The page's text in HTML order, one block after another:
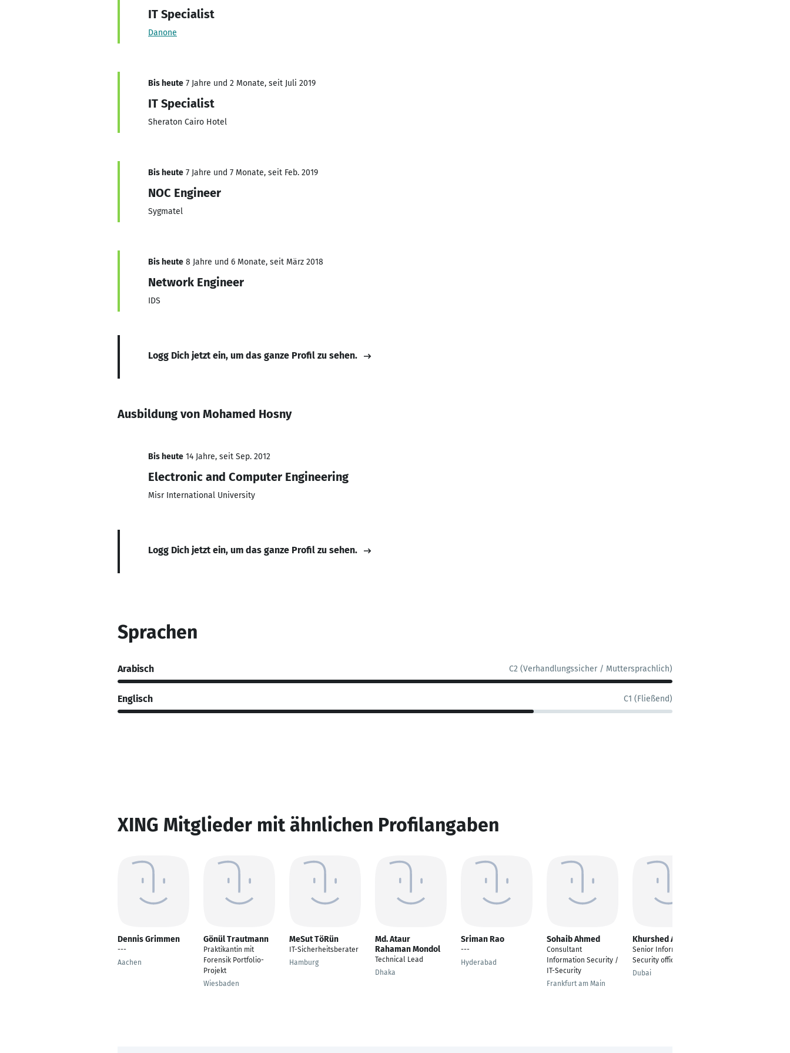
IT Specialist
Danone
Bis heute 7 Jahre und 2 Monate, seit Juli 2019
IT Specialist
Sheraton Cairo Hotel
Bis heute 7 Jahre und 7 Monate, seit Feb. 2019
NOC Engineer
Sygmatel
Bis heute 8 Jahre und 6 Monate, seit März 2018
Network Engineer
IDS
Logg Dich jetzt ein, um das ganze Profil zu sehen.
Ausbildung von Mohamed Hosny
Bis heute 14 Jahre, seit Sep. 2012
Electronic and Computer Engineering
Misr International University
Logg Dich jetzt ein, um das ganze Profil zu sehen.
Sprachen
Arabisch C2 (Verhandlungssicher / Muttersprachlich)
Englisch C1 (Fließend)
XING Mitglieder mit ähnlichen Profilangaben
Dennis Grimmen
---
Aachen
Gönül Trautmann
Praktikantin mit
Forensik Portfolio-
Projekt
Wiesbaden
MeSut TöRün
IT-Sicherheitsberater
Hamburg
Md. Ataur
Rahaman Mondol
Technical Lead
Dhaka
Sriman Rao
---
Hyderabad
Sohaib Ahmed
Consultant
Information Security /
IT-Security
Frankfurt am Main
Khurshed Allam
Senior Information
Security officer
Dubai